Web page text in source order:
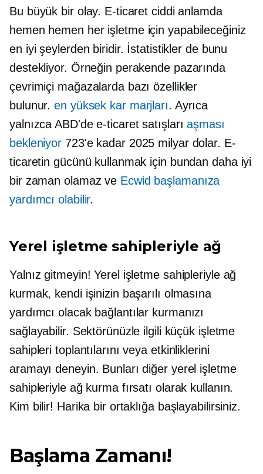
Bu büyük bir olay. E-ticaret ciddi anlamda
hemen hemen her işletme için yapabileceğiniz
en iyi şeylerden biridir. İstatistikler de bunu
destekliyor. Örneğin perakende pazarında
çevrimiçi mağazalarda bazı özellikler
bulunur.en yüksek kar marjları. Ayrıca
yalnızca ABD'de e-ticaret satışlarıaşması
bekleniyor 723'e kadar 2025 milyar dolar. E-
ticaretin gücünü kullanmak için bundan daha iyi
bir zaman olamaz ve Ecwid başlamanıza
yardımcı olabilir.
Yerel işletme sahipleriyle ağ
Yalnız gitmeyin! Yerel işletme sahipleriyle ağ
kurmak, kendi işinizin başarılı olmasına
yardımcı olacak bağlantılar kurmanızı
sağlayabilir. Sektörünüzle ilgili küçük işletme
sahipleri toplantılarını veya etkinliklerini
aramayı deneyin. Bunları diğer yerel işletme
sahipleriyle ağ kurma fırsatı olarak kullanın.
Kim bilir! Harika bir ortaklığa başlayabilirsiniz.
Başlama Zamanı!